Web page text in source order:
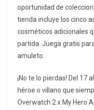
oportunidad de
tienda incluye los cinco
cosméticos adicionales
partida. Juega gratis
amuleto.
¡No te lo pierdas! Del 17
héroe o villano que
Overwatch 2 x My Hero